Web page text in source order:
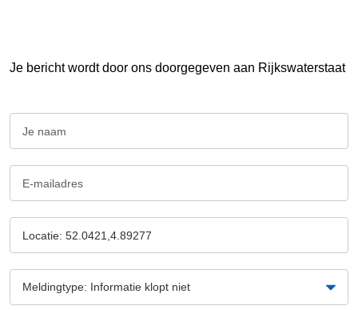
Je bericht wordt door ons doorgegeven aan Rijkswaterstaat